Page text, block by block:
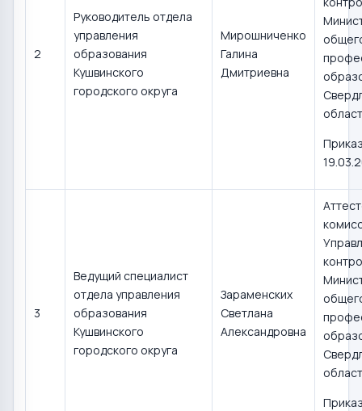
2
Руководитель отдела
управления
образования
Кушвинского
городского округа
Мирошниченко
Галина
Дмитриевна
3
Ведущий специалист
отдела управления
образования
Кушвинского
городского округа
Зараменских
Светлана
Александровна